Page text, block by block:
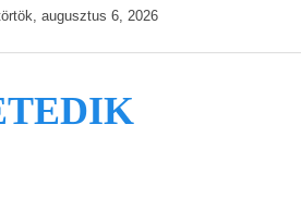
augusztus 6, 2026